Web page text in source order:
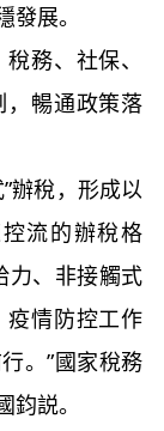
展。
務、社保、
，暢通政策落
稅，形成以
流的辦稅格
力、非接觸式
疫情防控工作
。”國家稅務
説。